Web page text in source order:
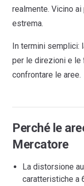
realmente. Vicino
estrema.
In termini semplici:
per le direzioni e le
confrontare le aree.
Perché le
Mercatore
La distorsione
caratteristiche a